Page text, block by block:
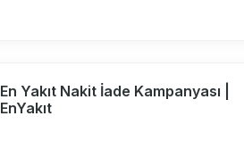
En Yakıt Nakit İade Kampanyası |
EnYakıt